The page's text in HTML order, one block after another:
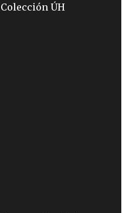
Colección ÚH